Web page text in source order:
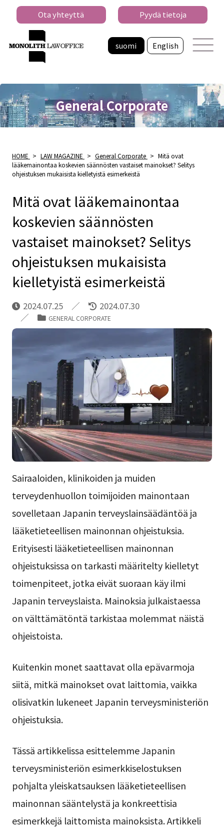
suomi English
Ota yhteyttä Pyydä tietoja
General Corporate
HOME > LAW MAGAZINE > General Corporate > Mitä ovat
lääkemainontaa koskevien säännösten vastaiset mainokset? Selitys
ohjeistuksen mukaisista kielletyistä esimerkeistä
Mitä ovat lääkemainontaa
koskevien säännösten
vastaiset mainokset? Selitys
ohjeistuksen mukaisista
kielletyistä esimerkeistä
2024.07.25 2024.07.30
GENERAL CORPORATE
Sairaaloiden, klinikoiden ja muiden
terveydenhuollon toimijoiden mainontaan
sovelletaan Japanin terveyslainsäädäntöä ja
lääketieteellisen mainonnan ohjeistuksia.
Erityisesti lääketieteellisen mainonnan
ohjeistuksissa on tarkasti määritelty kielletyt
toimenpiteet, jotka eivät suoraan käy ilmi
Japanin terveyslaista. Mainoksia julkaistaessa
on välttämätöntä tarkistaa molemmat näistä
ohjeistoista.
Kuitenkin monet saattavat olla epävarmoja
siitä, mitkä mainokset ovat laittomia, vaikka
olisivatkin lukeneet Japanin terveysministeriön
ohjeistuksia.
Tässä artikkelissa esittelemme Japanin
terveysministeriön esimerkkiselostuksen
pohjalta yleiskatsauksen lääketieteellisen
mainonnan sääntelystä ja konkreettisia
esimerkkejä laittomista mainoksista. Artikkeli